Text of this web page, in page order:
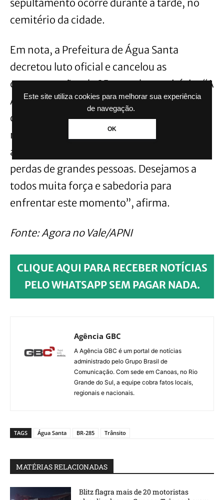
Este site utiliza cookies para melhorar sua experiência
de navegação.
OK
sepultamento ocorre durante a tarde, no
cemitério da cidade.
Em nota, a Prefeitura de Água Santa
decretou luto oficial e cancelou as
comemorações de 35 anos do município. “A
Administração Municipal e toda a
comunidade água-santense se solidariza,
neste momento de dor, com os familiares e
amigos que lamentam as inestimáveis
perdas de grandes pessoas. Desejamos a
todos muita força e sabedoria para
enfrentar este momento”, afirma.
Fonte: Agora no Vale/APNI
CLIQUE AQUI PARA RECEBER NOTÍCIAS
PELO WHATSAPP SEM PAGAR NADA.
Agência GBC
A Agência GBC é um portal de notícias
administrado pelo Grupo Brasil de
Comunicação. Com sede em Canoas, no Rio
Grande do Sul, a equipe cobra fatos locais,
regionais e nacionais.
TAGS Água Santa BR-285 Trânsito
MATÉRIAS RELACIONADAS
Blitz flagra mais de 20 motoristas